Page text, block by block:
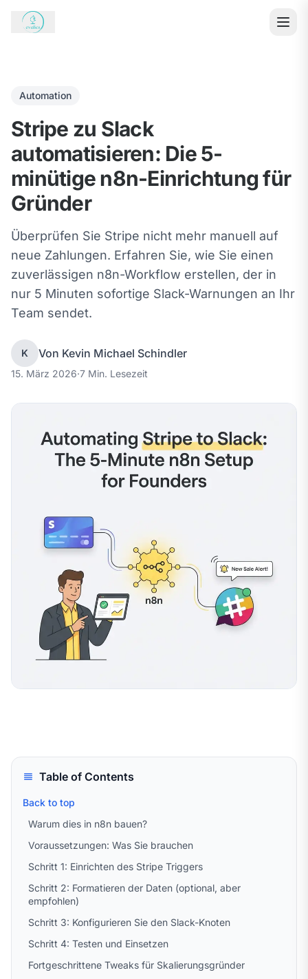
Automation
Stripe zu Slack
automatisieren: Die 5-
minütige n8n-Einrichtung für
Gründer
Überprüfen Sie Stripe nicht mehr manuell auf
neue Zahlungen. Erfahren Sie, wie Sie einen
zuverlässigen n8n-Workflow erstellen, der in
nur 5 Minuten sofortige Slack-Warnungen an Ihr
Team sendet.
K Von Kevin Michael Schindler
15. März 2026·7 Min. Lesezeit
Table of Contents
Back to top
Warum dies in n8n bauen?
Voraussetzungen: Was Sie brauchen
Schritt 1: Einrichten des Stripe Triggers
Schritt 2: Formatieren der Daten (optional, aber
empfohlen)
Schritt 3: Konfigurieren Sie den Slack-Knoten
Schritt 4: Testen und Einsetzen
Fortgeschrittene Tweaks für Skalierungsgründer